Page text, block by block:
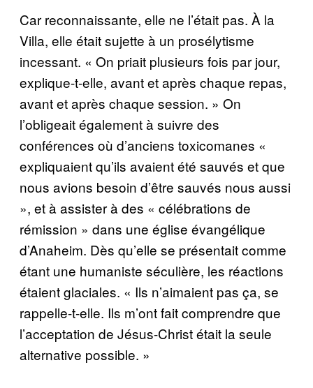
Car reconnaissante, elle ne l’était pas. À la
Villa, elle était sujette à un prosélytisme
incessant. « On priait plusieurs fois par jour,
explique-t-elle, avant et après chaque repas,
avant et après chaque session. » On
l’obligeait également à suivre des
conférences où d’anciens toxicomanes «
expliquaient qu’ils avaient été sauvés et que
nous avions besoin d’être sauvés nous aussi
», et à assister à des « célébrations de
rémission » dans une église évangélique
d’Anaheim. Dès qu’elle se présentait comme
étant une humaniste séculière, les réactions
étaient glaciales. « Ils n’aimaient pas ça, se
rappelle-t-elle. Ils m’ont fait comprendre que
l’acceptation de Jésus-Christ était la seule
alternative possible. »